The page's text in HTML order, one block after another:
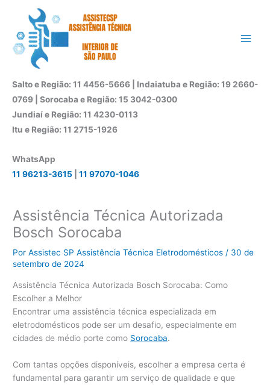
conteúdo
Salto e Região: 11 4456-5666 | Indaiatuba e Região: 19 2660-
0769 | Sorocaba e Região: 15 3042-0300
Jundiaí e Região: 11 4230-0113
Itu e Região: 11 2715-1926
WhatsApp
11 96213-3615
11 97070-1046
Assistência Técnica Autorizada
Bosch Sorocaba
PorAssistec SP Assistência Técnica Eletrodomésticos/ 30 de
setembro de 2024
Assistência Técnica Autorizada Bosch Sorocaba: Como
Escolher a Melhor
Encontrar uma assistência técnica especializada em
eletrodomésticos pode ser um desafio, especialmente em
cidades de médio porte como Sorocaba.
Com tantas opções disponíveis, escolher a empresa certa é
fundamental para garantir um serviço de qualidade e que